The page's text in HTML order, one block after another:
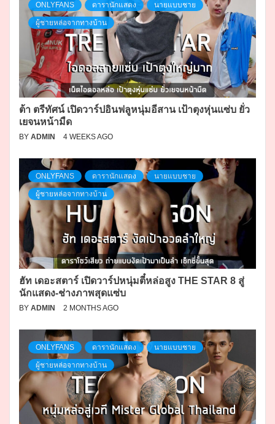
ONLYFANS ดารานักแสดง นายแบบชาย
ผู้ชายหล่อจากทางบ้าน
ต้า ตรีทัศน์ เปิดวาร์ปอินฟลูหนุ่มอีสาน เป้าตุงหุ่นแซ่บ ยั่ว
เยจนหน้ามืด
BY ADMIN 4 WEEKS AGO
ONLYFANS ดารานักแสดง นายแบบชาย
ผู้ชายหล่อจากทางบ้าน
ฮัท เดอะสตาร์ เปิดวาร์ปหนุ่มตี๋หล่อสูง THE STAR 8 สู่
นักแสดง-ช่างภาพสุดแซ่บ
BY ADMIN 2 MONTHS AGO
ONLYFANS ดารานักแสดง นายแบบชาย
ผู้ชายหล่อจากทางบ้าน